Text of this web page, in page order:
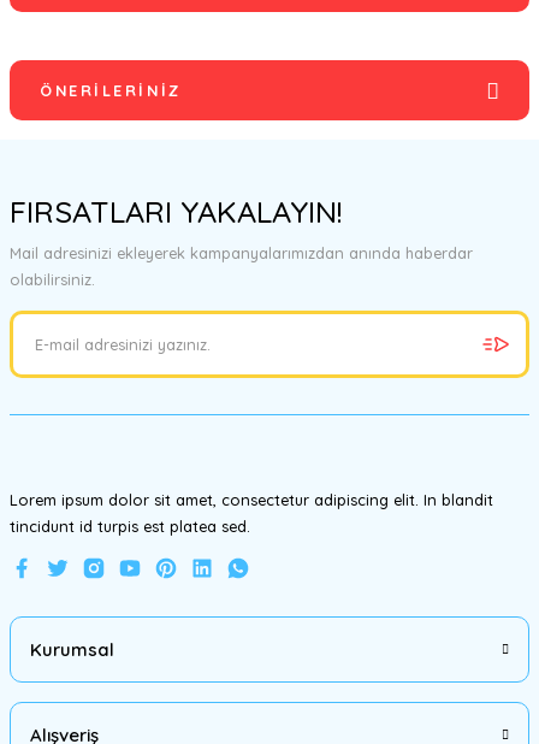
ÖNERILERINIZ
tarafımıza iletebilirsiniz.
Görüş ve önerileriniz için teşekkür ederiz.
Ürün resmi kalitesiz, bozuk veya görüntülenemiyor.
Ürün bilgilerinde hatalar bulunuyor.
FIRSATLARI YAKALAYIN!
Mail adresinizi ekleyerek kampanyalarımızdan anında haberdar
olabilirsiniz.
Lorem ipsum dolor sit amet, consectetur adipiscing elit. In blandit
tincidunt id turpis est platea sed.
Kurumsal
Alışveriş